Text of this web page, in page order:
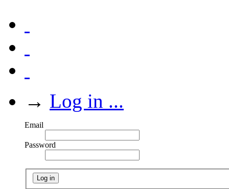
→ Log in ...
Email
Password
Log in